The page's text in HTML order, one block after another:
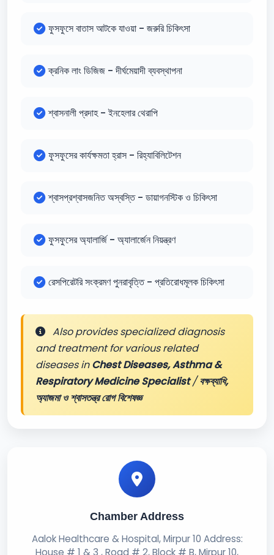
ফুসফুসে বাতাস আটকে যাওয়া - জরুরি চিকিৎসা
ক্রনিক লাং ডিজিজ - দীর্ঘমেয়াদী ব্যবস্থাপনা
শ্বাসনালী প্রদাহ - ইনহেলার থেরাপি
ফুসফুসের কার্যক্ষমতা হ্রাস - রিহ্যাবিলিটেশন
শ্বাসপ্রশ্বাসজনিত অস্বস্তি - ডায়াগনস্টিক ও চিকিৎসা
ফুসফুসের অ্যালার্জি - অ্যালার্জেন নিয়ন্ত্রণ
রেসপিরেটরি সংক্রমণ পুনরাবৃত্তি - প্রতিরোধমূলক চিকিৎসা
Also provides specialized diagnosis
and treatment for various related
diseases inChest Diseases, Asthma &
Respiratory Medicine Specialist/বক্ষব্যাধি,
অ্যাজমা ও শ্বাসতন্ত্র রোগ বিশেষজ্ঞ
Chamber Address
Aalok Healthcare & Hospital, Mirpur 10 Address:
House # 1 & 3 , Road # 2, Block # B, Mirpur 10,